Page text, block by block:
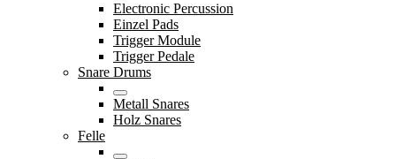
Electronic Percussion
Einzel Pads
Trigger Module
Trigger Pedale
Snare Drums
Metall Snares
Holz Snares
Felle